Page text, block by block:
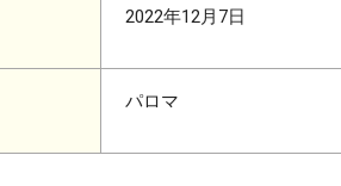
2022年12月7日
パロマ